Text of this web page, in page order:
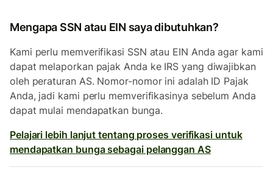
Mengapa SSN atau EIN saya dibutuhkan?
Kami perlu memverifikasi SSN atau EIN Anda agar kami
dapat melaporkan pajak Anda ke IRS yang diwajibkan
oleh peraturan AS. Nomor-nomor ini adalah ID Pajak
Anda, jadi kami perlu memverifikasinya sebelum Anda
dapat mulai mendapatkan bunga.
Pelajari lebih lanjut tentang proses verifikasi untuk
mendapatkan bunga sebagai pelanggan AS